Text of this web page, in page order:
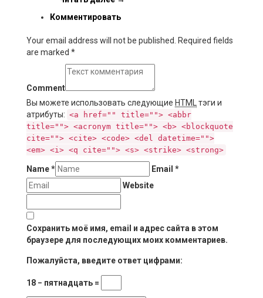
Комментировать
Your email address will not be published. Required fields
are marked *
Comment
Вы можете использовать следующие HTML тэги и
атрибуты: <a href="" title=""> <abbr
title=""> <acronym title=""> <b> <blockquote
cite=""> <cite> <code> <del datetime="">
<em> <i> <q cite=""> <s> <strike> <strong>
Name* Email *
Website
Сохранить моё имя, email и адрес сайта в этом
браузере для последующих моих комментариев.
Пожалуйста, введите ответ цифрами:
18 − пятнадцать =